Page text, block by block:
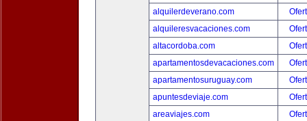
alquilerdeverano.com
alquileresvacaciones.com
altacordoba.com
apartamentosdevacaciones.com
apartamentosuruguay.com
apuntesdeviaje.com
areaviajes.com